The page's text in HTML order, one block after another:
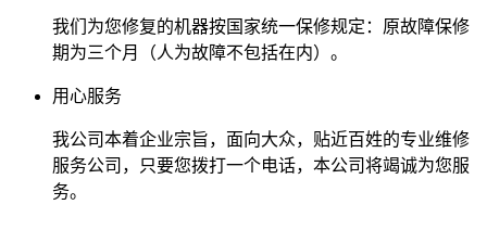
我们为您修复的机器按国家统一保修规定：原故障保修
期为三个月（人为故障不包括在内）。
用心服务
我公司本着企业宗旨，面向大众，贴近百姓的专业维修
服务公司，只要您拨打一个电话，本公司将竭诚为您服
务。